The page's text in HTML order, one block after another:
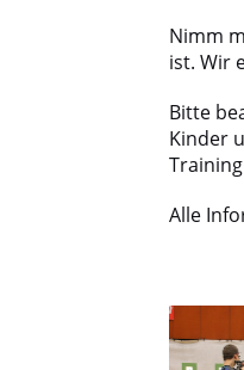
Nimm
ist. Wir
Bitte
Kinder
Alle